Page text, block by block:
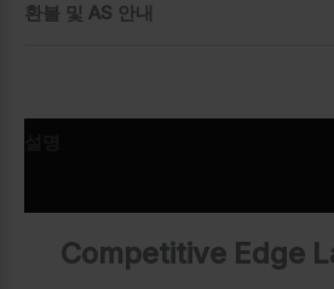
환불 및 AS 안내
Competitive Edge